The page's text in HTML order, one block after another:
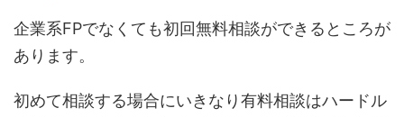
企業系FPでなくても初回無料相談ができるところが
あります。
初めて相談する場合にいきなり有料相談はハードル